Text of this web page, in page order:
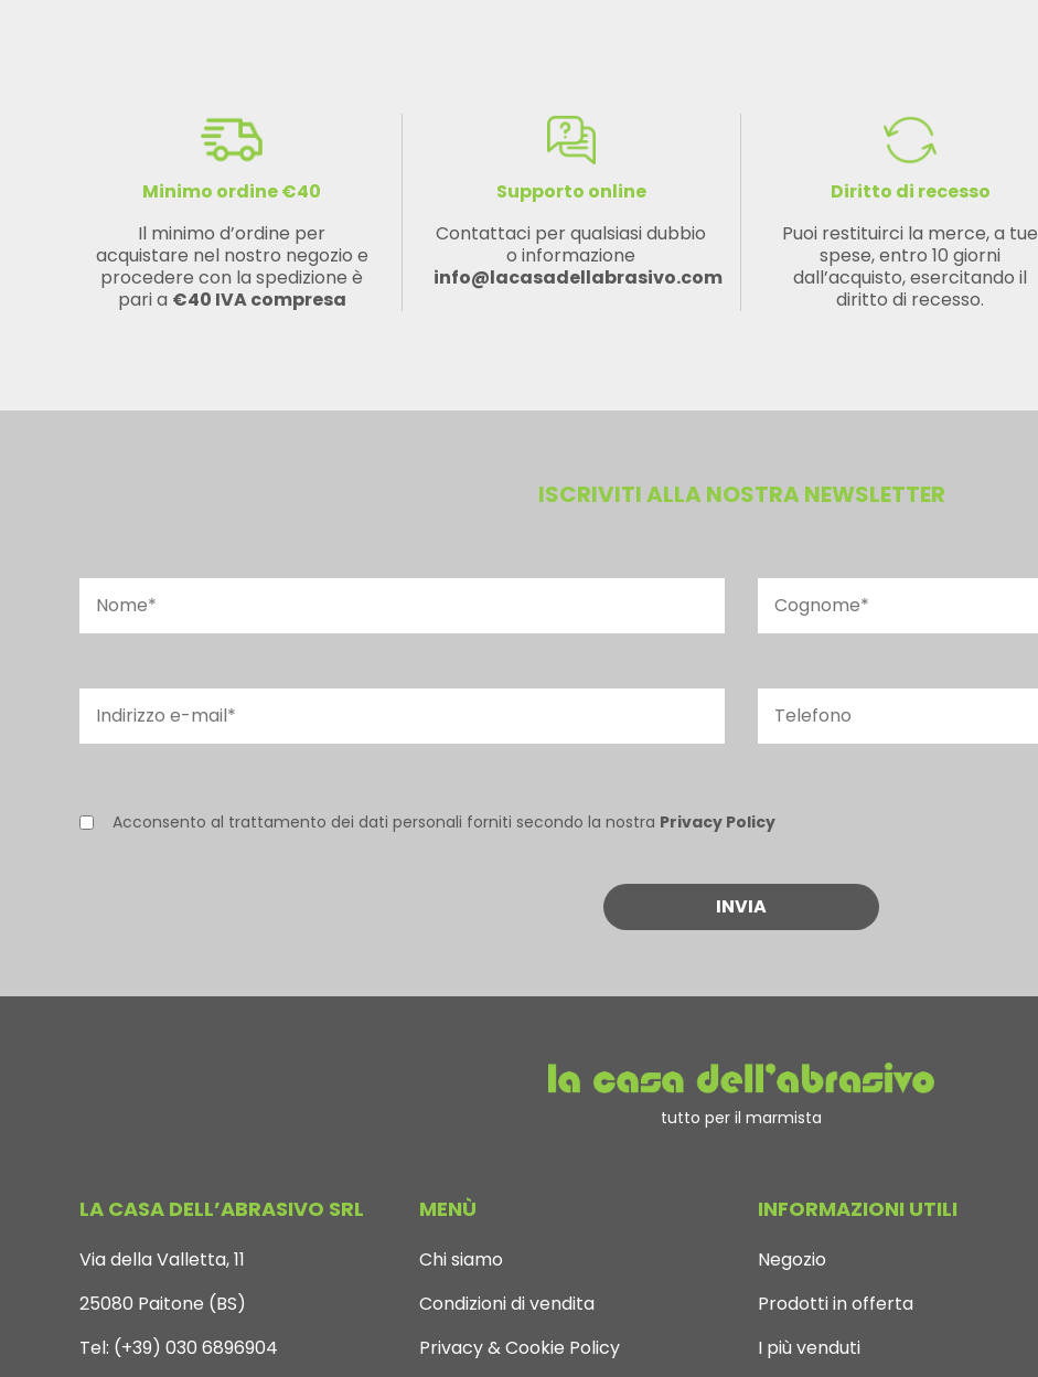
Minimo ordine €40
Il minimo d’ordine per
acquistare nel nostro negozio e
procedere con la spedizione è
pari a €40 IVA compresa
Supporto online
Contattaci per qualsiasi dubbio
o informazione
info@lacasadellabrasivo.com
Diritto di recesso
Puoi restituirci la merce, a tue
spese, entro 10 giorni
dall’acquisto, esercitando il
diritto di recesso.
ISCRIVITI ALLA NOSTRA NEWSLETTER
Acconsento al trattamento dei dati personali forniti secondo la nostra Privacy Policy
tutto per il marmista
LA CASA DELL’ABRASIVO SRL
Via della Valletta, 11
25080 Paitone (BS)
Tel: (+39) 030 6896904
MENÙ
Chi siamo
Condizioni di vendita
Privacy & Cookie Policy
INFORMAZIONI UTILI
Negozio
Prodotti in offerta
I più venduti